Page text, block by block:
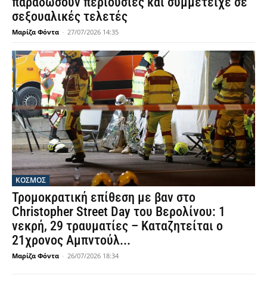
σεξουαλικές τελετές
Μαρίζα Φόντα - 27/07/2026 14:35
ΚΟΣΜΟΣ
Τρομοκρατική επίθεση με βαν στο
Christopher Street Day του Βερολίνου: 1
νεκρή, 29 τραυματίες – Καταζητείται ο
21χρονος Αμπντούλ...
Μαρίζα Φόντα - 26/07/2026 18:34